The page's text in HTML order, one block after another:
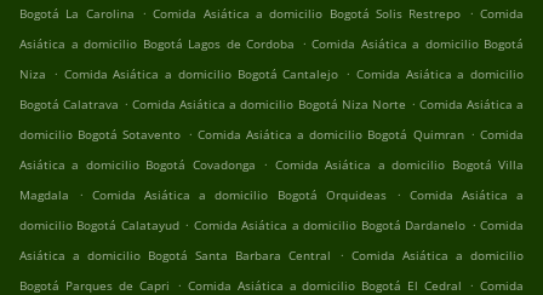
Bogotá La Carolina . Comida Asiática a domicilio Bogotá Solis Restrepo . Comida
Asiática a domicilio Bogotá Lagos de Cordoba . Comida Asiática a domicilio Bogotá
Niza . Comida Asiática a domicilio Bogotá Cantalejo . Comida Asiática a domicilio
Bogotá Calatrava . Comida Asiática a domicilio Bogotá Niza Norte . Comida Asiática a
domicilio Bogotá Sotavento . Comida Asiática a domicilio Bogotá Quimran . Comida
Asiática a domicilio Bogotá Covadonga . Comida Asiática a domicilio Bogotá Villa
Magdala
. Comida Asiática a domicilio Bogotá Orquideas . Comida Asiática a
domicilio Bogotá Calatayud . Comida Asiática a domicilio Bogotá Dardanelo . Comida
Asiática a domicilio Bogotá Santa Barbara Central
. Comida Asiática a domicilio
Bogotá Parques de Capri . Comida Asiática a domicilio Bogotá El Cedral . Comida